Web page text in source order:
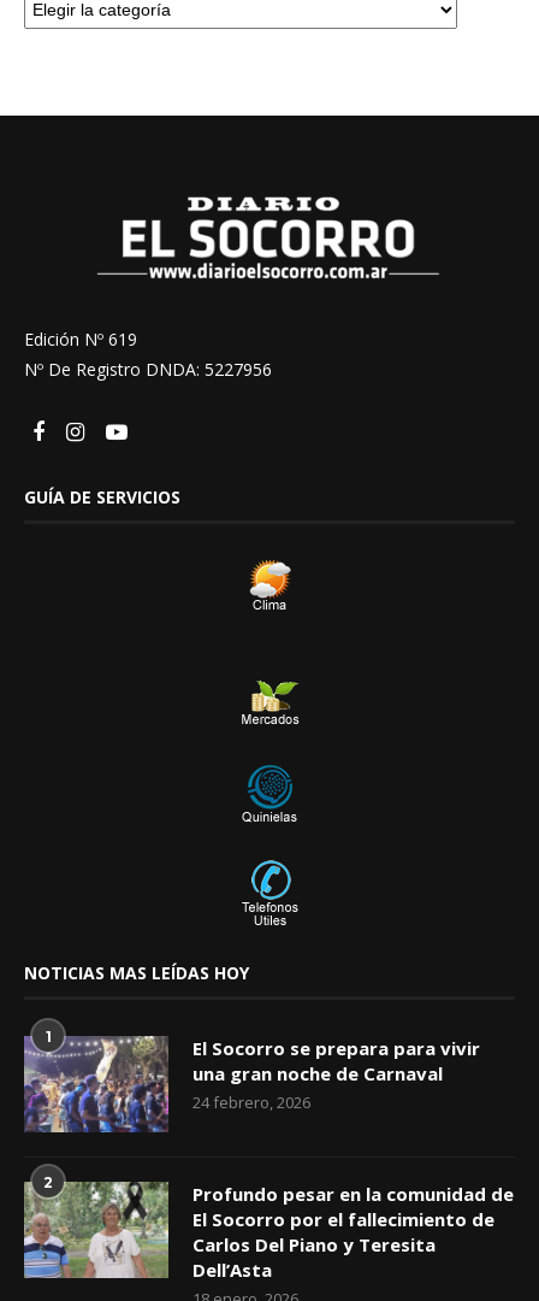
Edición Nº 619
Nº De Registro DNDA: 5227956
GUÍA DE SERVICIOS
NOTICIAS MAS LEÍDAS HOY
1
El Socorro se prepara para vivir
una gran noche de Carnaval
24 febrero, 2026
2
Profundo pesar en la comunidad de
El Socorro por el fallecimiento de
Carlos Del Piano y Teresita
Dell’Asta